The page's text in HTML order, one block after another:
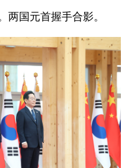
国元首握手合影。